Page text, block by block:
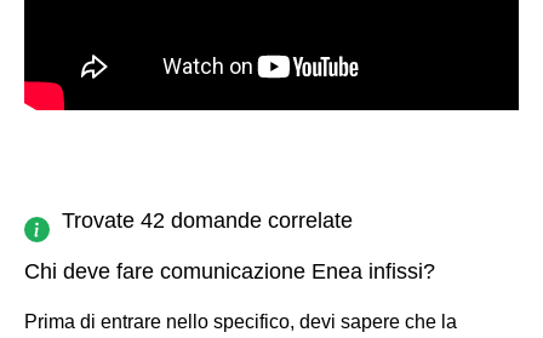
Trovate 42 domande correlate
Chi deve fare comunicazione Enea infissi?
Prima di entrare nello specifico, devi sapere che la